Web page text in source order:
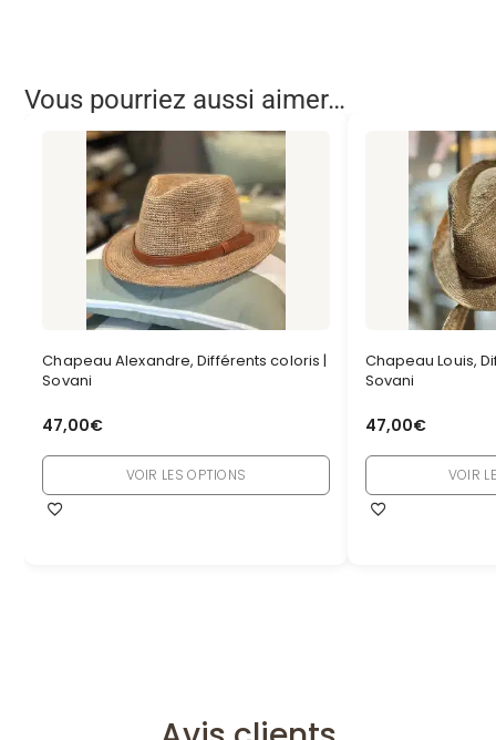
Vous pourriez aussi aimer…
Chapeau Alexandre, Différents coloris |
Sovani
47,00€
VOIR LES OPTIONS
Chapeau Louis,
Sovani
47,00€
VOIR